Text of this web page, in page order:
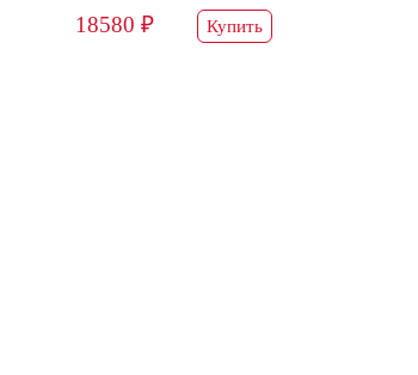
18580 ₽ Купить